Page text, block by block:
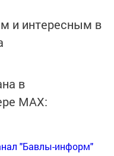
и интересным в
в
MАХ:
"Бавлы-информ"